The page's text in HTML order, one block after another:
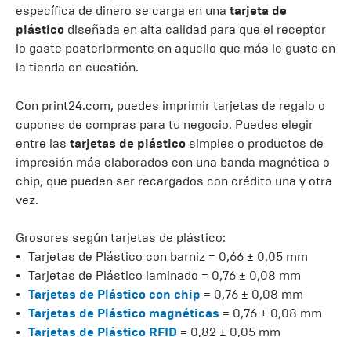
específica de dinero se carga en una tarjeta de
plástico diseñada en alta calidad para que el receptor
lo gaste posteriormente en aquello que más le guste en
la tienda en cuestión.
Con print24.com, puedes imprimir tarjetas de regalo o
cupones de compras para tu negocio. Puedes elegir
entre las tarjetas de plástico simples o productos de
impresión más elaborados con una banda magnética o
chip, que pueden ser recargados con crédito una y otra
vez.
Grosores según tarjetas de plástico:
Tarjetas de Plástico con barniz = 0,66 ± 0,05 mm
Tarjetas de Plástico laminado = 0,76 ± 0,08 mm
Tarjetas de Plástico con chip = 0,76 ± 0,08 mm
Tarjetas de Plástico magnéticas = 0,76 ± 0,08 mm
Tarjetas de Plástico RFID = 0,82 ± 0,05 mm